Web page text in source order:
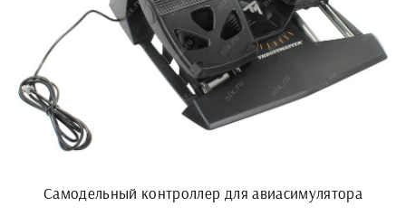
Самодельный контроллер для авиасимулятора